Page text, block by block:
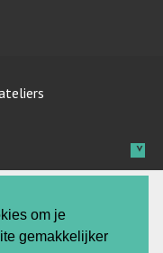
om je
gemakkelijker